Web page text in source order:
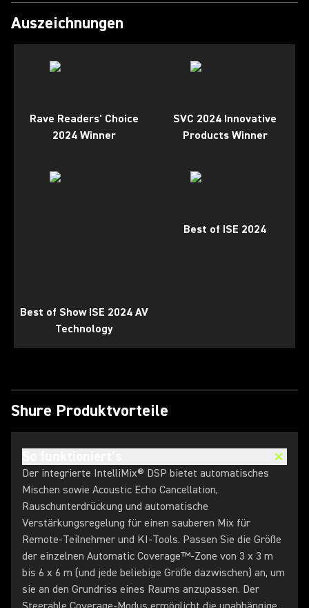
Auszeichnungen
Rave Readers' Choice
2024 Winner
SVC 2024 Innovative
Products Winner
Best of Show ISE 2024 AV
Technology
Best of ISE 2024
Shure Produktvorteile
Der integrierte IntelliMix® DSP bietet automatisches
Mischen sowie Acoustic Echo Cancellation,
Rauschunterdrückung und automatische
Verstärkungsregelung für einen sauberen Mix für
Remote-Teilnehmer und KI-Tools. Passen Sie die Größe
der einzelnen Automatic Coverage™-Zone von 3 x 3 m
bis 6 x 6 m (und jede beliebige Größe dazwischen) an, um
sie an den Grundriss eines Raums anzupassen. Der